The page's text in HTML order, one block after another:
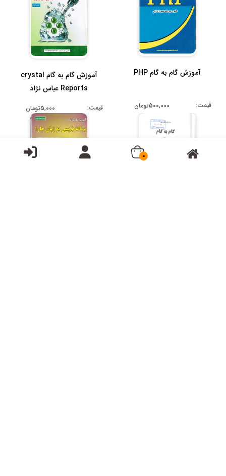
آموزش گام به گام PHP
قیمت: 500,000تومان
آموزش گام به گام crystal
Reports عباس نژاد
قیمت: 5,000تومان
0